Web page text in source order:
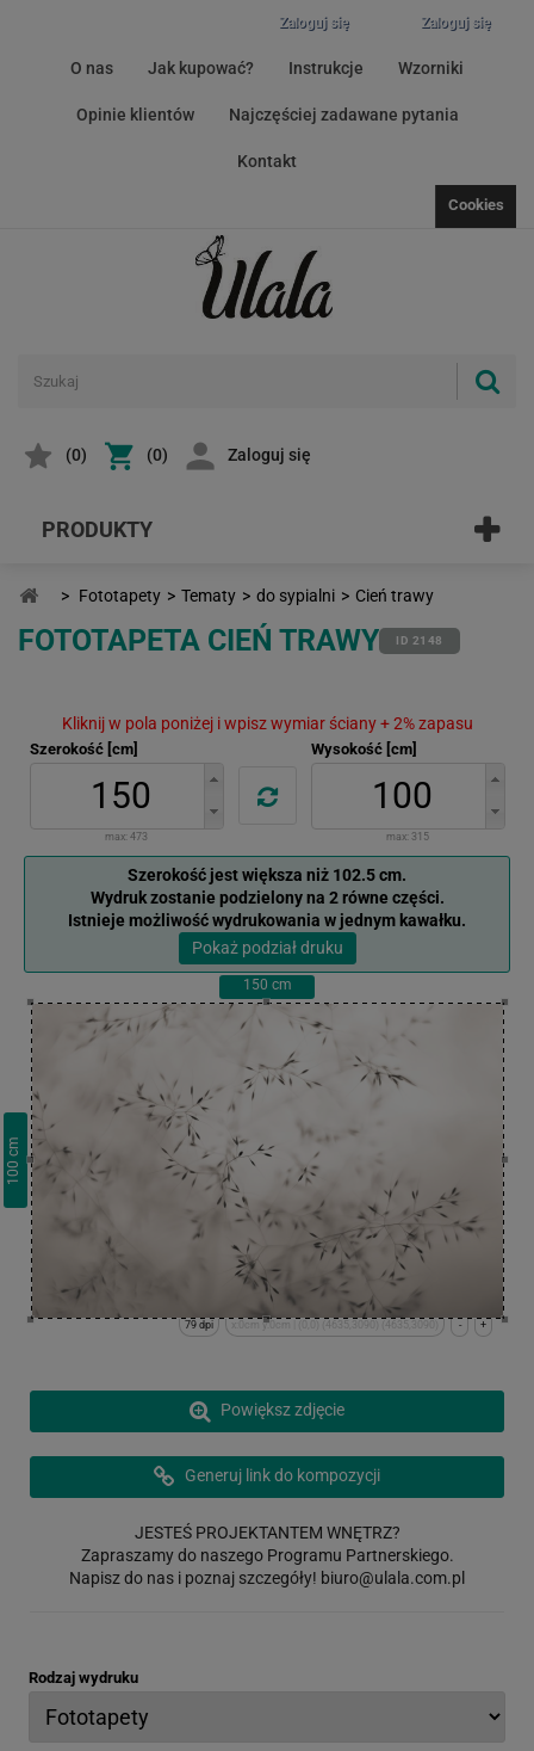
Zaloguj się
Zaloguj się
O nas Jak kupować? Instrukcje Wzorniki
Opinie klientów Najczęściej zadawane pytania
Kontakt
Cookies
(0) (0) Zaloguj się
PRODUKTY
> Fototapety > Tematy > do sypialni > Cień trawy
FOTOTAPETA CIEŃ TRAWY ID 2148
Kliknij w pola poniżej i wpisz wymiar ściany + 2% zapasu
Szerokość [cm]
max: 473
Wysokość [cm]
max: 315
Szerokość jest większa niż 102.5 cm.
Wydruk zostanie podzielony na 2 równe części.
Istnieje możliwość wydrukowania w jednym kawałku.
Pokaż podział druku
150 cm
100
cm
+
-
x:0cm y:0cm | (0,0) (4635,3090) (4635,3090)
79 dpi
Powiększ zdjęcie
Generuj link do kompozycji
JESTEŚ PROJEKTANTEM WNĘTRZ?
Zapraszamy do naszego Programu Partnerskiego.
Napisz do nas i poznaj szczegóły! biuro@ulala.com.pl
Rodzaj wydruku